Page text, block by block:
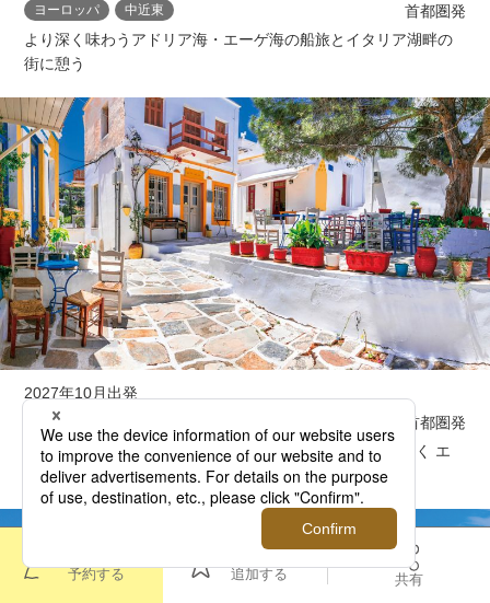
予約する
追加する
共有
ヨーロッパ 中近東
首都圏発
より深く味わうアドリア海・エーゲ海の船旅とイタリア湖畔の
街に憩う
2027年10月出発
ヨーロッパ
首都圏発
神話、伝説、祈り まだ見ぬ魅力を探して 定番の一歩先ゆく エ
ーゲ海新発見クルーズ